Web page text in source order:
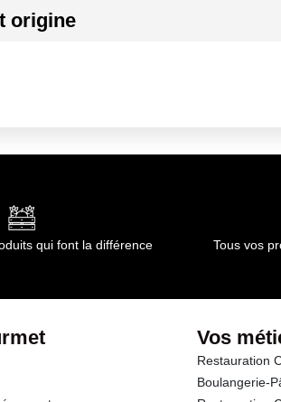
origine
qui font la différence Tous vos
Vos
Restauration
Boulangerie-